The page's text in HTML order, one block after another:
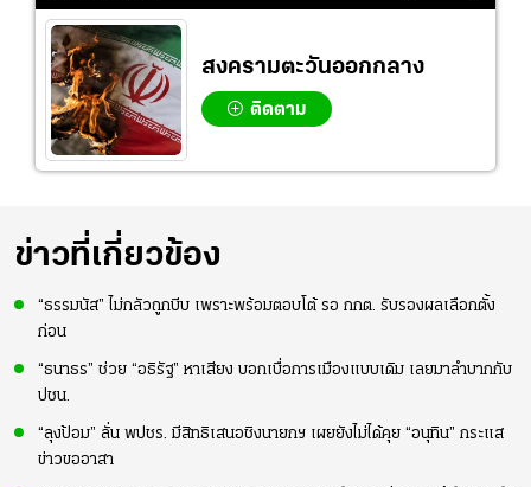
สงครามตะวันออกกลาง
ติดตาม
ข่าวที่เกี่ยวข้อง
“ธรรมนัส” ไม่กลัวถูกบีบ เพราะพร้อมตอบโต้ รอ กกต. รับรองผลเลือกตั้ง
ก่อน
“ธนาธร” ช่วย “อธิรัฐ” หาเสียง บอกเบื่อการเมืองแบบเดิม เลยมาลำบากกับ
ปชน.
“ลุงป้อม” ลั่น พปชร. มีสิทธิเสนอชิงนายกฯ เผยยังไม่ได้คุย “อนุทิน” กระแส
ข่าวขออาสา